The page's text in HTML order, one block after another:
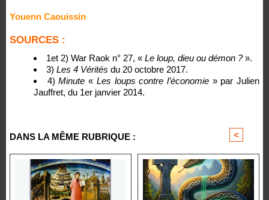
Youenn Caouissin
SOURCES :
1et 2) War Raok n° 27, « Le loup, dieu ou démon ?».
3) Les 4 Vérités du 20 octobre 2017.
4)Minute « Les loups contre l’économie» par Julien
Jauffret, du 1er janvier 2014.
DANS LA MÊME RUBRIQUE : <